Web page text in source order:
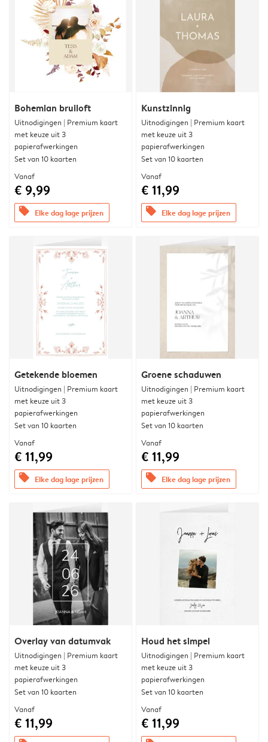
Bohemian bruiloft
Uitnodigingen | Premium kaart
met keuze uit 3
papierafwerkingen
Set van 10 kaarten
Vanaf
€ 9,99
offers Elke dag lage prijzen
Kunstzinnig
Uitnodigingen | Premium kaart
met keuze uit 3
papierafwerkingen
Set van 10 kaarten
Vanaf
€ 11,99
offers Elke dag lage prijzen
Getekende bloemen
Uitnodigingen | Premium kaart
met keuze uit 3
papierafwerkingen
Set van 10 kaarten
Vanaf
€ 11,99
offers Elke dag lage prijzen
Groene schaduwen
Uitnodigingen | Premium kaart
met keuze uit 3
papierafwerkingen
Set van 10 kaarten
Vanaf
€ 11,99
offers Elke dag lage prijzen
Overlay van datumvak
Uitnodigingen | Premium kaart
met keuze uit 3
papierafwerkingen
Set van 10 kaarten
Vanaf
€ 11,99
Houd het simpel
Uitnodigingen | Premium kaart
met keuze uit 3
papierafwerkingen
Set van 10 kaarten
Vanaf
€ 11,99